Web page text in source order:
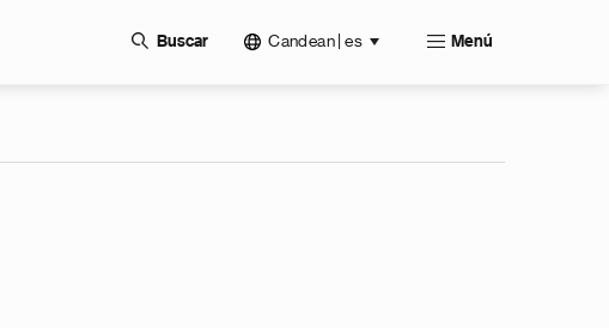
Buscar Candean | es Menú